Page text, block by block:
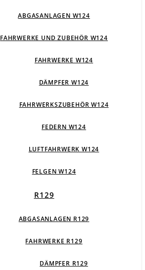
ABGASANLAGEN W124
FAHRWERKE UND ZUBEHÖR W124
FAHRWERKE W124
DÄMPFER W124
FAHRWERKSZUBEHÖR W124
FEDERN W124
LUFTFAHRWERK W124
FELGEN W124
R129
ABGASANLAGEN R129
FAHRWERKE R129
DÄMPFER R129